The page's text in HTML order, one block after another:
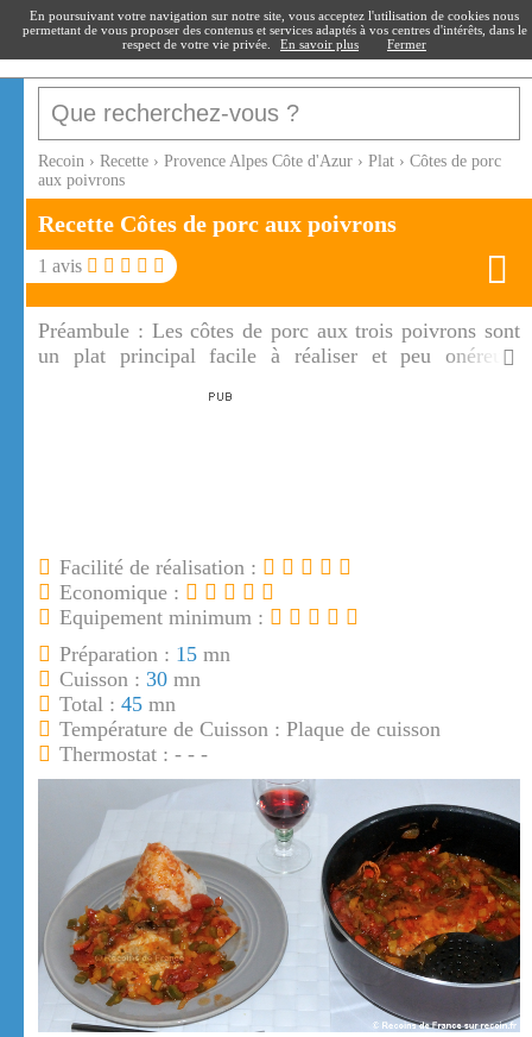
recoin.fr
Recoin › Recette › Provence Alpes Côte d'Azur › Plat › Côtes de porc
aux poivrons
Recette Côtes de porc aux poivrons
1 avis
Préambule : Les côtes de porc aux trois poivrons sont
un plat principal facile à réaliser et peu onéreux.
par leur sauce aux poivrons, à l'oignon et au vin blanc.
Facilité de réalisation :
Economique :
Equipement minimum :
Préparation : 15 mn
Cuisson : 30 mn
Total : 45 mn
Température de Cuisson : Plaque de cuisson
Thermostat : - - -
En poursuivant votre navigation sur notre site, vous acceptez l'utilisation de cookies nous
permettant de vous proposer des contenus et services adaptés à vos centres d'intérêts, dans le
respect de votre vie privée.
En savoir plus Fermer